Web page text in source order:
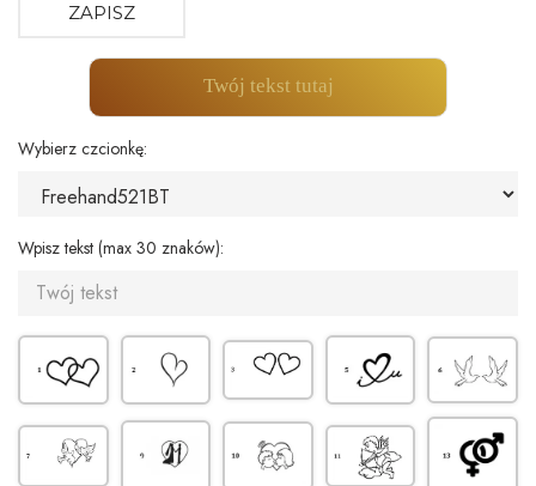
ZAPISZ
Twój tekst tutaj
Wybierz czcionkę:
Wpisz tekst (max 30 znaków):